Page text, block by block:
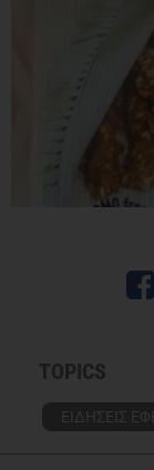
TOPICS
ΕΙΔΗΣΕΙΣ